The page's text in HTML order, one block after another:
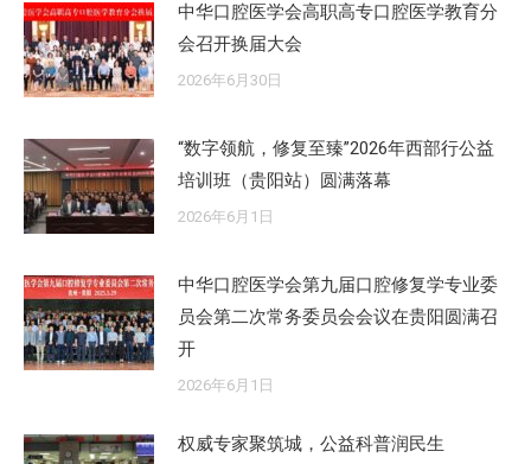
中华口腔医学会高职高专口腔医学教育分
会召开换届大会
2026年6月30日
“数字领航，修复至臻”2026年西部行公益
培训班（贵阳站）圆满落幕
2026年6月1日
中华口腔医学会第九届口腔修复学专业委
员会第二次常务委员会会议在贵阳圆满召
开
2026年6月1日
权威专家聚筑城，公益科普润民生